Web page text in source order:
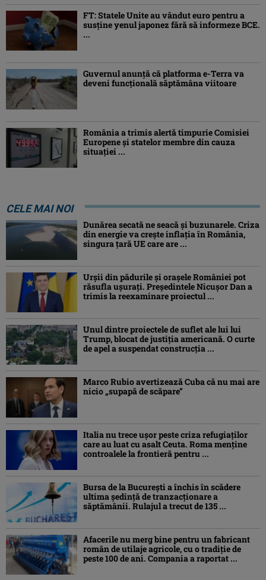
FT: Statele Unite au vândut euro pentru a
susține yenul japonez fără să informeze BCE.
...
Guvernul anunță că platforma e-Terra va
deveni funcţională săptămâna viitoare
România a trimis alertă timpurie Comisiei
Europene și statelor membre din cauza
situației ...
CELE MAI NOI
Dunărea secată ne seacă și buzunarele. Criza
din energie va crește inflația în România,
singura țară UE care are ...
Urșii din pădurile și orașele României pot
răsufla ușurați. Președintele Nicușor Dan a
trimis la reexaminare proiectul ...
Unul dintre proiectele de suflet ale lui lui
Trump, blocat de justiția americană. O curte
de apel a suspendat construcția ...
Marco Rubio avertizează Cuba că nu mai are
nicio „supapă de scăpare”
Italia nu trece ușor peste criza refugiaților
care au luat cu asalt Ceuta. Roma menține
controalele la frontieră pentru ...
Bursa de la București a închis în scădere
ultima ședință de tranzacționare a
săptămânii. Rulajul a trecut de 135 ...
Afacerile nu merg bine pentru un fabricant
român de utilaje agricole, cu o tradiție de
peste 100 de ani. Compania a raportat ...